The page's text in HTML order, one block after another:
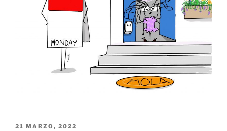
PUBLICADO
21 MARZO, 2022